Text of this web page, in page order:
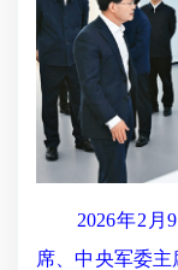
2026年2月9
席、中央军委